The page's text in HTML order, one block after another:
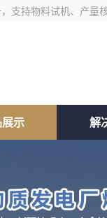
支持物料试机、产量
示 解